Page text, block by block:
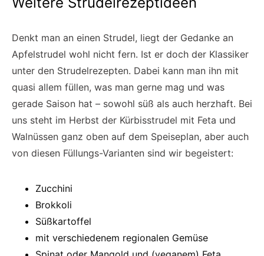
Denkt man an einen Strudel, liegt der Gedanke an
Apfelstrudel wohl nicht fern. Ist er doch der Klassiker
unter den Strudelrezepten. Dabei kann man ihn mit
quasi allem füllen, was man gerne mag und was
gerade Saison hat – sowohl süß als auch herzhaft. Bei
uns steht im Herbst der Kürbisstrudel mit Feta und
Walnüssen ganz oben auf dem Speiseplan, aber auch
von diesen Füllungs-Varianten sind wir begeistert:
Zucchini
Brokkoli
Süßkartoffel
mit verschiedenem regionalen Gemüse